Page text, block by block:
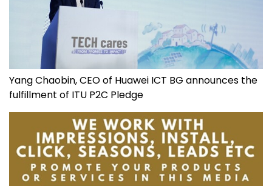
Yang Chaobin, CEO of Huawei ICT BG announces the
fulfillment of ITU P2C Pledge